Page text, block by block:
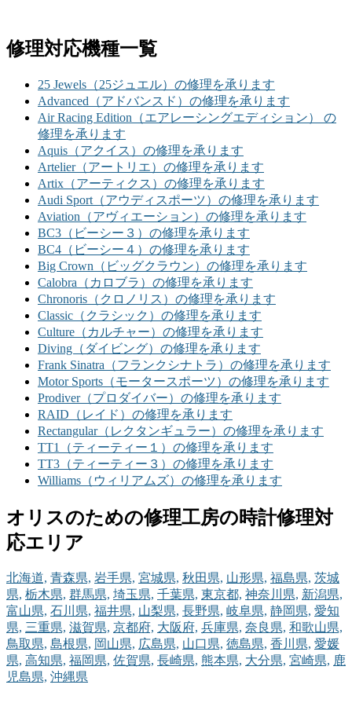
修理対応機種一覧
25 Jewels（25ジュエル）の修理を承ります
Advanced（アドバンスド）の修理を承ります
Air Racing Edition（エアレーシングエディション） の
修理を承ります
Aquis（アクイス）の修理を承ります
Artelier（アートリエ）の修理を承ります
Artix（アーティクス）の修理を承ります
Audi Sport（アウディスポーツ）の修理を承ります
Aviation（アヴィエーション）の修理を承ります
BC3（ビーシー３）の修理を承ります
BC4（ビーシー４）の修理を承ります
Big Crown（ビッグクラウン）の修理を承ります
Calobra（カロブラ）の修理を承ります
Chronoris（クロノリス）の修理を承ります
Classic（クラシック）の修理を承ります
Culture（カルチャー）の修理を承ります
Diving（ダイビング）の修理を承ります
Frank Sinatra（フランクシナトラ）の修理を承ります
Motor Sports（モータースポーツ）の修理を承ります
Prodiver（プロダイバー）の修理を承ります
RAID（レイド）の修理を承ります
Rectangular（レクタンギュラー）の修理を承ります
TT1（ティーティー１）の修理を承ります
TT3（ティーティー３）の修理を承ります
Williams（ウィリアムズ）の修理を承ります
オリスのための修理工房の時計修理対
応エリア
北海道, 青森県, 岩手県, 宮城県, 秋田県, 山形県, 福島県, 茨城
県, 栃木県, 群馬県, 埼玉県, 千葉県, 東京都, 神奈川県, 新潟県,
富山県, 石川県, 福井県, 山梨県, 長野県, 岐阜県, 静岡県, 愛知
県, 三重県, 滋賀県, 京都府, 大阪府, 兵庫県, 奈良県, 和歌山県,
鳥取県, 島根県, 岡山県, 広島県, 山口県, 徳島県, 香川県, 愛媛
県, 高知県, 福岡県, 佐賀県, 長崎県, 熊本県, 大分県, 宮崎県, 鹿
児島県, 沖縄県